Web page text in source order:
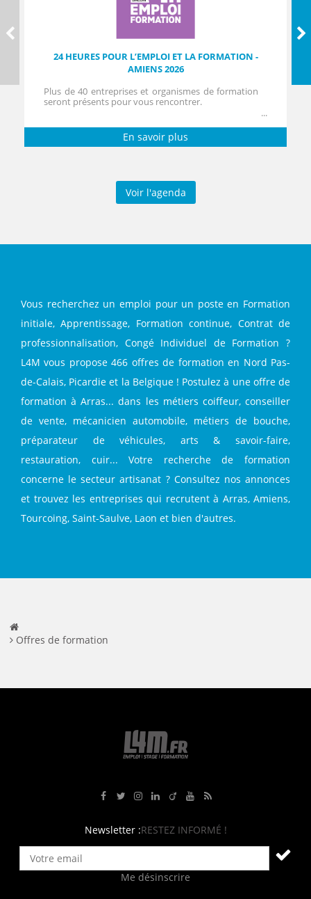
Vous recherchez un emploi pour un poste en Formation
initiale, Apprentissage, Formation continue, Contrat de
professionnalisation, Congé Individuel de Formation ?
L4M vous propose 466 offres de formation en Nord Pas-
de-Calais, Picardie et la Belgique ! Postulez à une offre de
formation à Arras... dans les métiers coiffeur, conseiller
de vente, mécanicien automobile, métiers de bouche,
préparateur de véhicules, arts & savoir-faire,
restauration, cuir... Votre recherche de formation
concerne le secteur artisanat ? Consultez nos annonces
et trouvez les entreprises qui recrutent à Arras, Amiens,
Tourcoing, Saint-Saulve, Laon et bien d'autres.
24 HEURES POUR L’EMPLOI ET LA FORMATION -
AMIENS 2026
Plus de 40 entreprises et organismes de formation
seront présents pour vous rencontrer.
En savoir plus
Voir l'agenda
Offres de formation
Newsletter :RESTEZ INFORMÉ !
Me désinscrire